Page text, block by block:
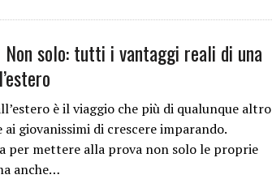
solo: tutti i vantaggi reali di una
è il viaggio che più di qualunque altro
giovanissimi di crescere imparando.
per mettere alla prova non solo le proprie
anche…